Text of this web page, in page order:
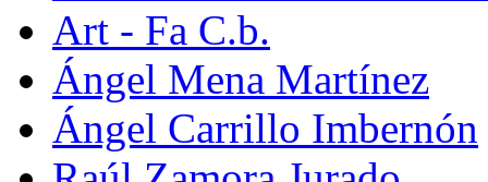
Art - Fa C.b.
Ángel Mena Martínez
Ángel Carrillo Imbernón